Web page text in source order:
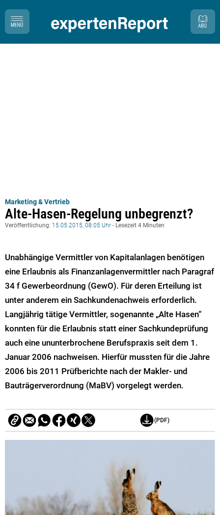
Marketing & Vertrieb
Alte-Hasen-Regelung unbegrenzt?
Veröffentlichung: 15.05.2015, 08:05 Uhr - Lesezeit 4 Minuten
Unabhängige Vermittler von Kapitalanlagen benötigen
eine Erlaubnis als Finanzanlagenvermittler nach Paragraf
34 f Gewerbeordnung (GewO). Für deren Erteilung ist
unter anderem ein Sachkundenachweis erforderlich.
Langjährig tätige Vermittler, sogenannte „Alte Hasen“
konnten für die Erlaubnis statt einer Sachkundeprüfung
auch eine ununterbrochene Berufspraxis seit dem 1.
Januar 2006 nachweisen. Hierfür mussten für die Jahre
2006 bis 2011 Prüfberichte nach der Makler- und
Bauträgerverordnung (MaBV) vorgelegt werden.
(PDF)